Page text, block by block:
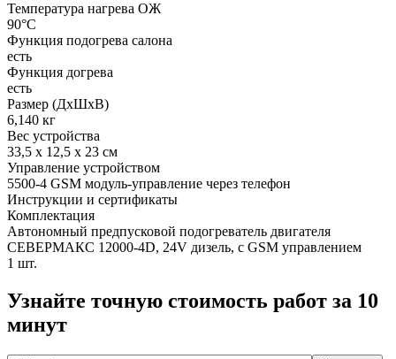
Температура нагрева ОЖ
90°C
Функция подогрева салона
есть
Функция догрева
есть
Размер (ДхШхВ)
6,140 кг
Вес устройства
33,5 х 12,5 х 23 см
Управление устройством
5500-4 GSM модуль-управление через телефон
Инструкции и сертификаты
Комплектация
Автономный предпусковой подогреватель двигателя
СЕВЕРМАКС 12000-4D, 24V дизель, с GSM управлением
1 шт.
Узнайте точную стоимость работ за 10
минут